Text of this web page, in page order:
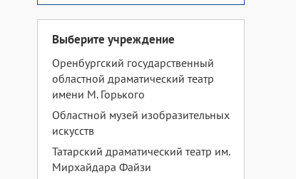
Выберите учреждение
Оренбургский государственный
областной драматический театр
имени М. Горького
Областной музей изобразительных
искусств
Татарский драматический театр им.
Мирхайдара Файзи